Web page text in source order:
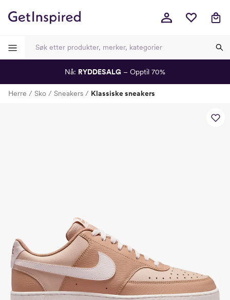
Herre Sko Sneakers Klassiske sneakers
Nå: RYDDESALG – Opptil 70%
-
-
-
-